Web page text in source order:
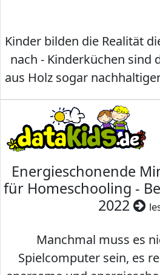
Kinder bilden die Realität
nach - Kinderküchen sind
aus Holz sogar
Energieschonende
für Homeschooling -
2022
Manchmal muss es
Spielcomputer sein, es